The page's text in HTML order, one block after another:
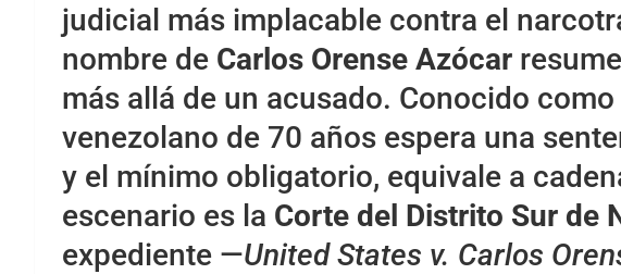
judicial más implacable contra el
nombre de Carlos Orense Azócar
más allá de un acusado. Conocido como
venezolano de 70 años espera una
y el mínimo obligatorio, equivale a
escenario es la Corte del Distrito Sur de
expediente —United States v. Carlos